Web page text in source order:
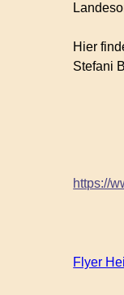
Hier
Stefani
https://
Flyer